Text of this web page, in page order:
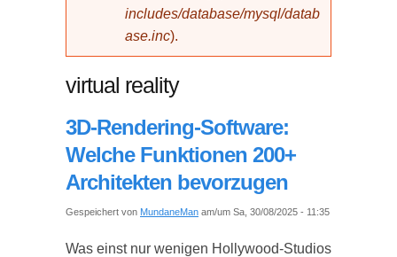
includes/database/mysql/datab
ase.inc).
virtual reality
3D-Rendering-Software:
Welche Funktionen 200+
Architekten bevorzugen
Gespeichert von MundaneMan am/um Sa, 30/08/2025 - 11:35
Was einst nur wenigen Hollywood-Studios